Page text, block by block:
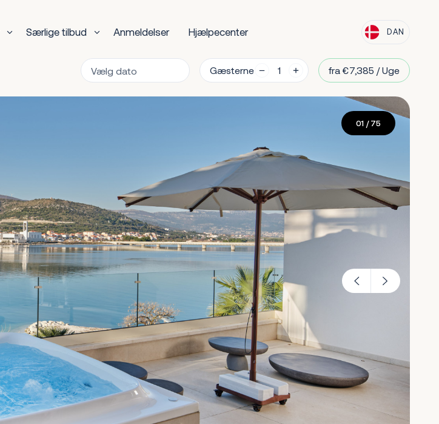
Særlige tilbud Anmeldelser Hjælpecenter DAN
Gæsterne fra €7,385 / Uge
01 / 75